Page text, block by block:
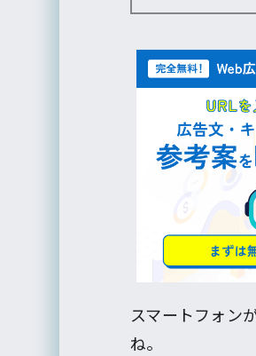
スマートフォン
ね。